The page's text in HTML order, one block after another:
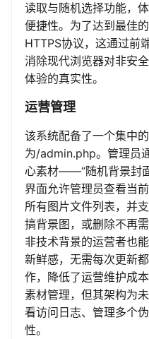
读取与随机选择功能，
便捷性。为了达到最佳
HTTPS协议，这通过前
消除现代浏览器对非安
体验的真实性。
运营管理
该系统配备了一个集中
为/admin.php。管理员
心素材——“随机背景封
界面允许管理员查看当
所有图片文件列表，并
搞背景图，或删除不再
非技术背景的运营者也
新鲜感，无需每次更新
作，降低了运营维护成
素材管理，但其架构为
看访问日志、管理多个
性。